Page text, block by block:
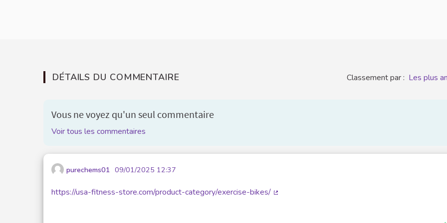
DÉTAILS DU COMMENTAIRE Classement par : Les plus
Vous ne voyez qu'un seul commentaire
Voir tous les commentaires
purechems01 09/01/2025 12:37
https://usa-fitness-store.com/product-category/exercise-bikes/